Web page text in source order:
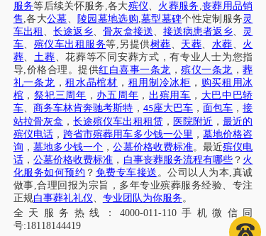
服务等后续关怀服务 ,各大殡仪、 火葬服务 ,丧葬用品销
售,各大公墓、 陵园墓地选购,墓型墓碑个性定制服务 灵
车出租 、长途返乡、骨灰盒接送、 接送病患者返乡、
灵
车、 殡仪车出租服务等,另提供树葬、 天葬、 水葬、 火
葬、土葬、花葬等不同安葬方式，有专业人士为您指
导,价格合理。提供红白喜事一条龙 ，殡仪一条龙 ，葬
礼一条龙 ，租水晶棺材 ， 租用制冷冰柜 ， 购买租用冰
棺 ，祭祀三周年 ， 办五周年 ， 出殡用车 ， 大巴中巴轿
车、 商务车林肯奔驰考斯特 ， 45座大巴车， 面包车 ，接
站拉骨灰盒 ，长途殡仪车出租租赁， 医院附近 ，最近的
殡仪电话 ，跨省市殡葬用车多少钱一公里 ，墓地价格咨
询 ， 墓地多少钱一个 ，公墓价格收费标准。最近殡仪电
话， 公墓价格收费标准 ， 白事丧葬服务流程有哪些 ？ 火
化服务如何预约 ？ 免费专车接送 。公司以人为本,真诚
做事,合理回报为宗旨，多年专业殡葬服务经验、专注
正规白事葬礼礼仪、 专业团队为你服务。
全天服务热线
： 4000-011-110手机微信同
号:18118144419